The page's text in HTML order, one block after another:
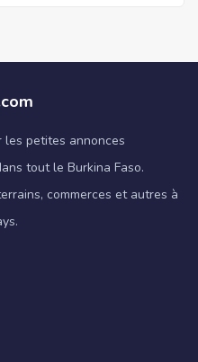
petites annonces
tout le Burkina Faso.
commerces et autres à